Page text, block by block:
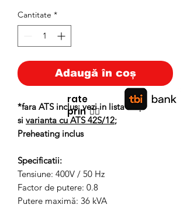
Cantitate *
Adaugă în coș
*fara ATS inclus; vezi in lista de produse
si varianta cu ATS 42S/12;
Preheating inclus
Specificatii:
Tensiune: 400V / 50 Hz
Factor de putere: 0.8
Putere maximă: 36 kVA
rate
prin👉🏿